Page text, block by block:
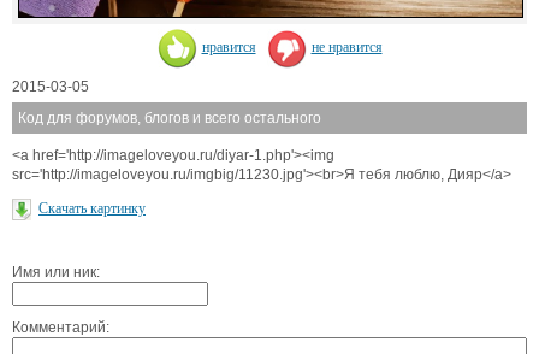
нравится не нравится
2015-03-05
Код для форумов, блогов и всего остального
<a href='http://imageloveyou.ru/diyar-1.php'><img
src='http://imageloveyou.ru/imgbig/11230.jpg'><br>Я тебя люблю, Дияр</a>
Скачать картинку
Имя или ник:
Комментарий: